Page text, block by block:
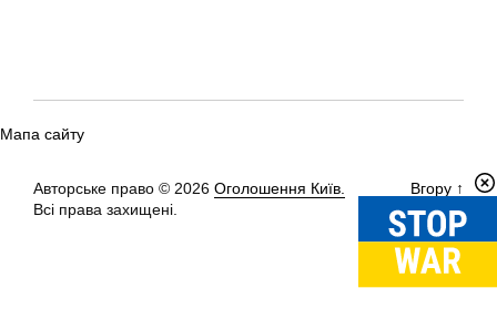
Мапа сайту
Авторське право © 2026 Оголошення Київ.
Всі права захищені.
Вгору ↑